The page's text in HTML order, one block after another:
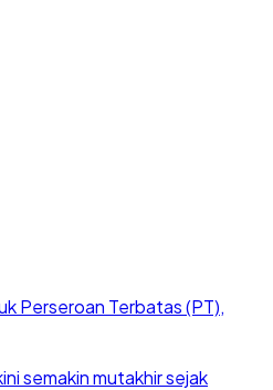
Perseroan Terbatas (PT),
semakin mutakhir sejak